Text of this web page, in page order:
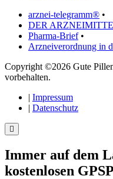
arznei-telegramm® •
DER
Pharma-Brief•
Arzneiverordnung in
Copyright ©2026 Gute
vorbehalten.
| Impressum
| Datenschutz
Immer auf dem
kostenlosen